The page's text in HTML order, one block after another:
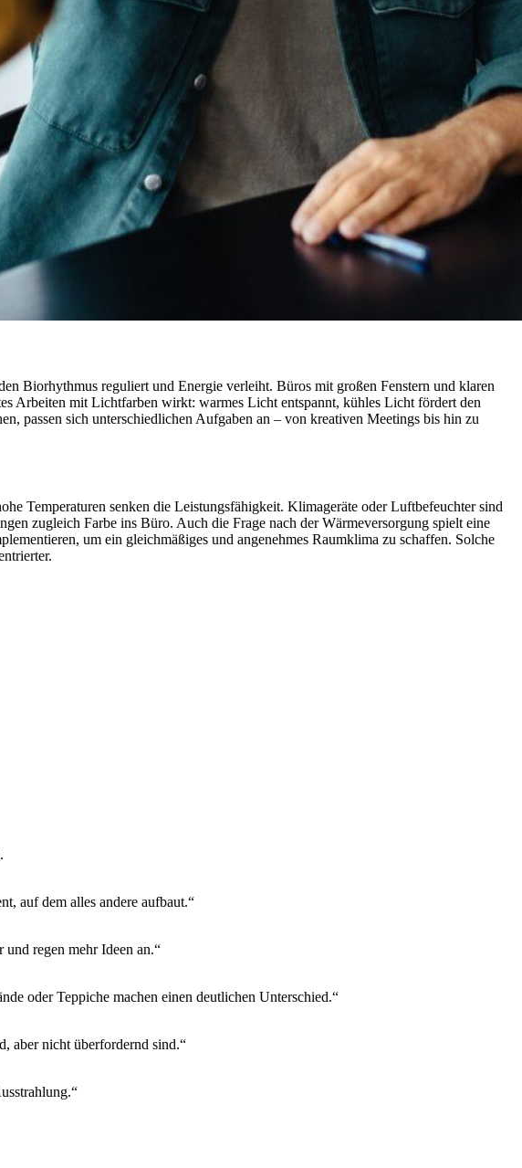
Biorhythmus reguliert und Energie verleiht. Büros mit großen Fenstern und klaren
Arbeiten mit Lichtfarben wirkt: warmes Licht entspannt, kühles Licht fördert den
passen sich unterschiedlichen Aufgaben an – von kreativen Meetings bis hin zu
Temperaturen senken die Leistungsfähigkeit. Klimageräte oder Luftbefeuchter sind
zugleich Farbe ins Büro. Auch die Frage nach der Wärmeversorgung spielt eine
um ein gleichmäßiges und angenehmes Raumklima zu schaffen. Solche
auf dem alles andere aufbaut.“
regen mehr Ideen an.“
oder Teppiche machen einen deutlichen Unterschied.“
aber nicht überfordernd sind.“